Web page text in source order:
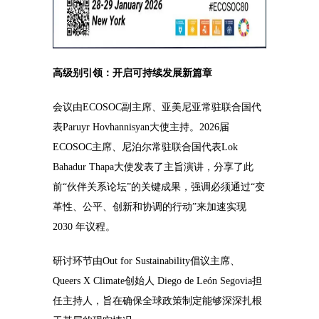
高级别引领：开启可持续发展新篇章
会议由ECOSOC副主席、亚美尼亚常驻联合国代
表Paruyr Hovhannisyan大使主持。2026届
ECOSOC主席、尼泊尔常驻联合国代表Lok
Bahadur Thapa大使发表了主旨演讲，分享了此
前“伙伴关系论坛”的关键成果，强调必须通过“变
革性、公平、创新和协调的行动”来加速实现
2030 年议程。
研讨环节由Out for Sustainability倡议主席、
Queers X Climate创始人 Diego de León Segovia担
任主持人，旨在确保全球政策制定能够深深扎根